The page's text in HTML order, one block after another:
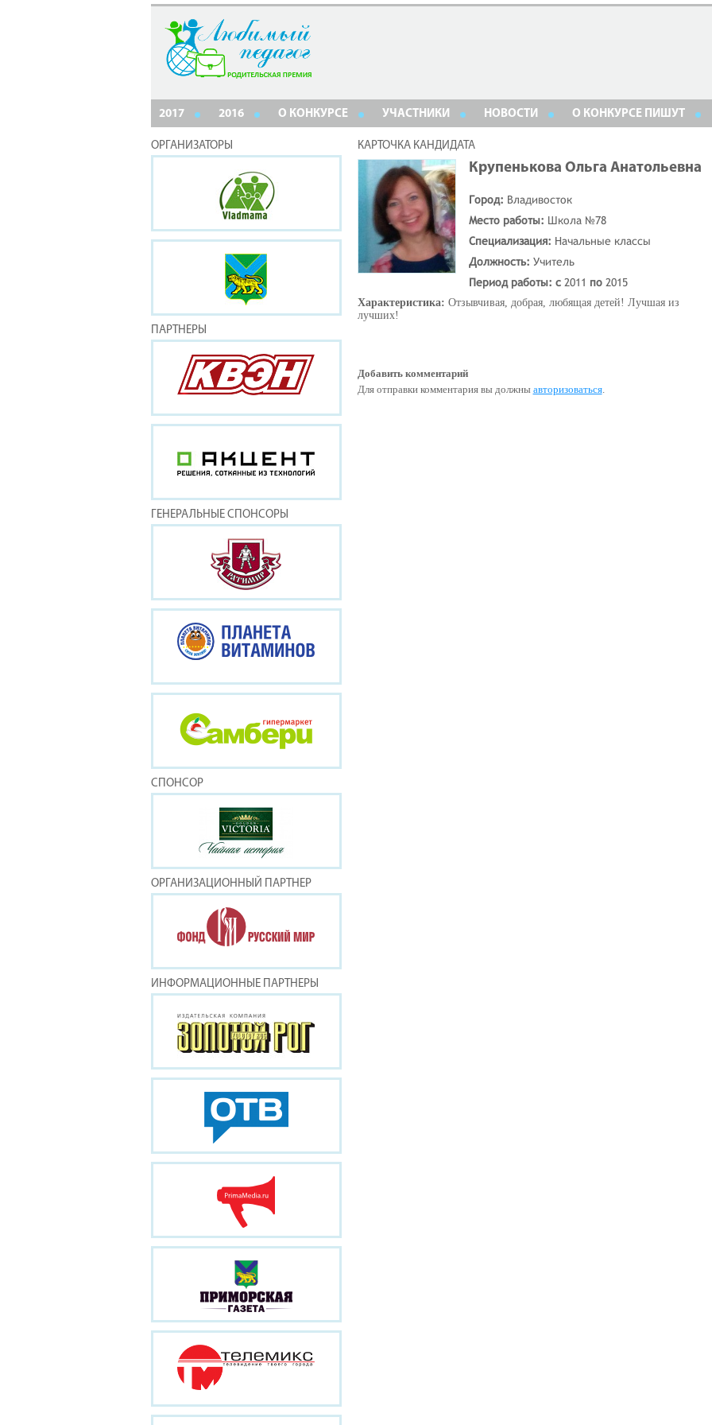
2017 2016 О КОНКУРСЕ УЧАСТНИКИ НОВОСТИ О КОНКУРСЕ ПИШУТ
ОРГАНИЗАТОРЫ
ПАРТНЕРЫ
ГЕНЕРАЛЬНЫЕ СПОНСОРЫ
СПОНСОР
ОРГАНИЗАЦИОННЫЙ ПАРТНЕР
ИНФОРМАЦИОННЫЕ ПАРТНЕРЫ
КАРТОЧКА КАНДИДАТА
Крупенькова Ольга Анатольевна
Город: Владивосток
Место работы: Школа №78
Специализация: Начальные классы
Должность: Учитель
Период работы: с2011 по 2015
Характеристика: Отзывчивая, добрая, любящая детей! Лучшая из
лучших!
Добавить комментарий
Для отправки комментария вы должны авторизоваться.